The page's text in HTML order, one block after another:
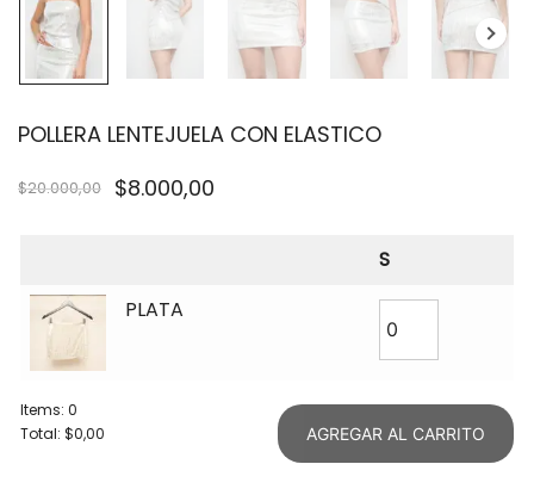
POLLERA LENTEJUELA CON ELASTICO
$20.000,00 $8.000,00
S
PLATA
Items: 0
Total: $0,00 AGREGAR AL CARRITO